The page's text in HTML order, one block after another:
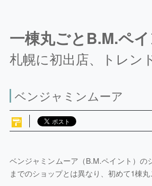
一棟丸ごとB.M.ペ
札幌に初出店、トレン
ベンジャミンムーア
ベンジャミンムーア（B.M.ペイント）
までのショップとは異なり、初めて1棟